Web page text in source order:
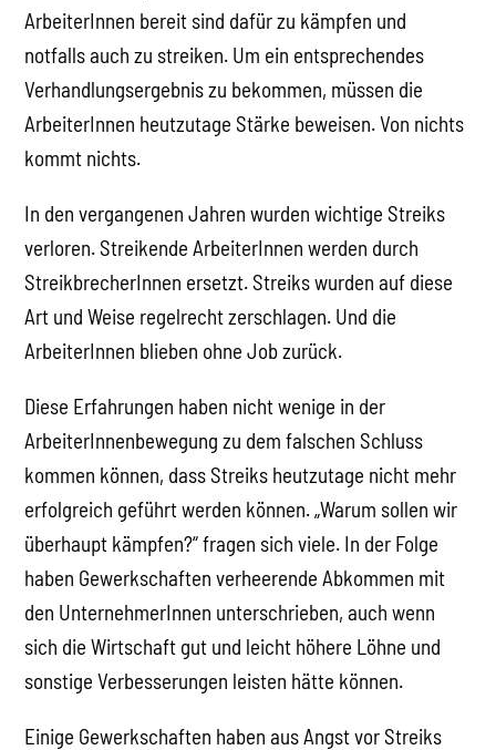
ArbeiterInnen bereit sind dafür zu kämpfen und
notfalls auch zu streiken. Um ein entsprechendes
Verhandlungsergebnis zu bekommen, müssen die
ArbeiterInnen heutzutage Stärke beweisen. Von nichts
kommt nichts.
In den vergangenen Jahren wurden wichtige Streiks
verloren. Streikende ArbeiterInnen werden durch
StreikbrecherInnen ersetzt. Streiks wurden auf diese
Art und Weise regelrecht zerschlagen. Und die
ArbeiterInnen blieben ohne Job zurück.
Diese Erfahrungen haben nicht wenige in der
ArbeiterInnenbewegung zu dem falschen Schluss
kommen können, dass Streiks heutzutage nicht mehr
erfolgreich geführt werden können. „Warum sollen wir
überhaupt kämpfen?“ fragen sich viele. In der Folge
haben Gewerkschaften verheerende Abkommen mit
den UnternehmerInnen unterschrieben, auch wenn
sich die Wirtschaft gut und leicht höhere Löhne und
sonstige Verbesserungen leisten hätte können.
Einige Gewerkschaften haben aus Angst vor Streiks